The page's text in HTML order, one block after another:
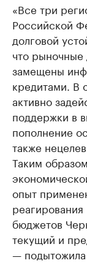
«Все три
Российской
долговой
что рыночные
замещены
кредитами. В
активно
поддержки в
пополнение
также
Таким
опыт
реагирования
бюджетов
текущий и
—